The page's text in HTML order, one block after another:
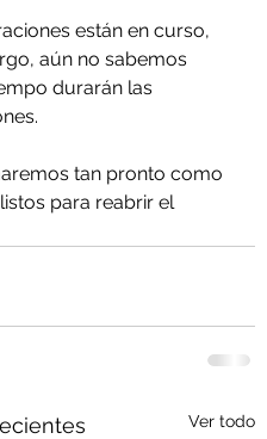
están en curso,
aún no sabemos
durarán las
tan pronto como
para reabrir el
Ver todo